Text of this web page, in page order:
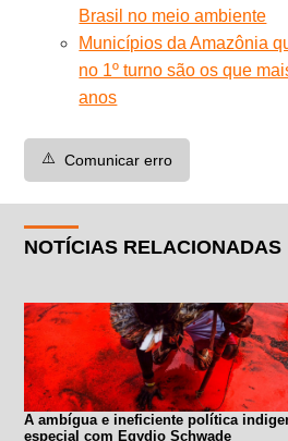
Brasil no meio ambiente
Municípios da Amazônia
no 1º turno são os que
anos
⚠️ Comunicar erro
NOTÍCIAS RELACIONADAS
A ambígua e ineficiente política
especial com Egydio Schwade